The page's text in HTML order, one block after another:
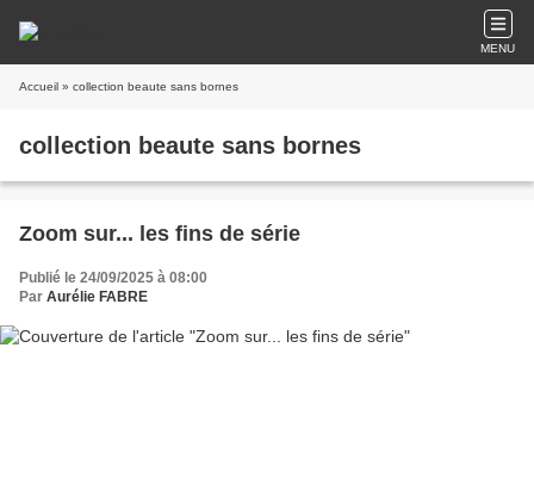
MENU
Accueil » collection beaute sans bornes
collection beaute sans bornes
Zoom sur... les fins de série
Publié le 24/09/2025 à 08:00
Par Aurélie FABRE